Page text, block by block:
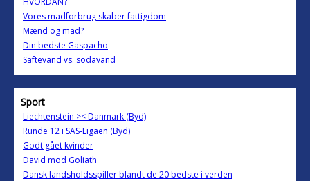
Vores madforbrug skaber fattigdom
Mænd og mad?
Din bedste Gaspacho
Saftevand vs. sodavand
Sport
Liechtenstein >< Danmark (Byd)
Runde 12 i SAS-Ligaen (Byd)
Godt gået kvinder
David mod Goliath
Dansk landsholdsspiller blandt de 20 bedste i verden